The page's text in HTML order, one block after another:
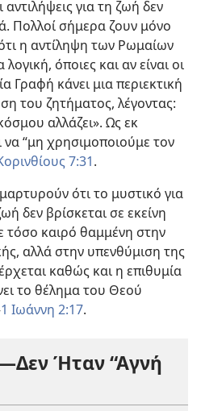
για τη ζωή δεν
Πολλοί σήμερα ζουν μόνο
η αντίληψη των Ρωμαίων
όποιες και αν είναι οι
Γραφή κάνει μια περιεκτική
του ζητήματος, λέγοντας:
αλλάζει». Ως εκ
“μη χρησιμοποιούμε τον
7:31.
ότι το μυστικό για
δεν βρίσκεται σε εκείνη
τόσο καιρό θαμμένη στην
αλλά στην υπενθύμιση της
καθώς και η επιθυμία
το θέλημα του Θεού
1 Ιωάννη 2:17.
Ήταν “Αγνή